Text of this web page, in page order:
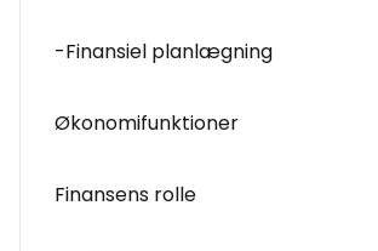
-Finansiel planlægning
Økonomifunktioner
Finansens rolle